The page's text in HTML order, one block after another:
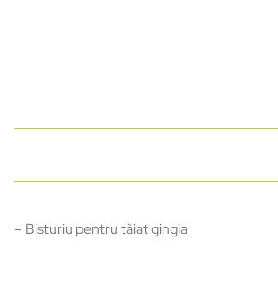
– Bisturiu pentru tăiat gingia